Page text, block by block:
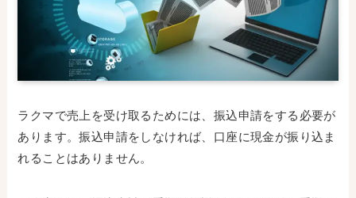
ラクマで売上を受け取るためには、振込申請をする必要が
あります。振込申請をしなければ、口座に現金が振り込ま
れることはありません。